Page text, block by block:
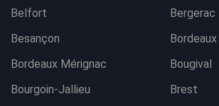
Belfort
Bergerac
Besançon
Bordeaux Mérignac
Bougival
Bourgoin-Jallieu
Brest